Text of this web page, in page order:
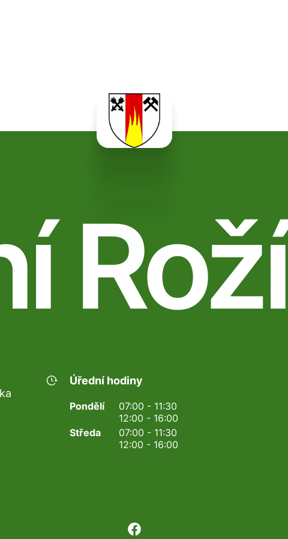
Úřední hodiny
Pondělí
07:00 - 11:30
12:00 - 16:00
Středa
07:00 - 11:30
12:00 - 16:00